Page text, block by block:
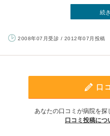
続
2008年07月受診 / 2012年07月投稿
口
あなたの口コミが病院を探
口コミ投稿につ